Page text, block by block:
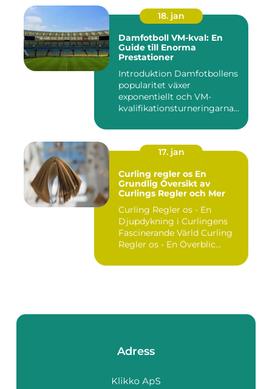
18. jan
Damfotboll VM-kval: En
Guide till Enorma
Prestationer
Introduktion Damfotbollens
popularitet växer
exponentiellt och VM-
kvalifikationsturneringarna
17. jan
Curling regler os En
Grundlig Översikt av
Curlings Regler och Mer
Curling Regler os - En
Djupdykning i Curlingens
Fascinerande Värld Curling
Regler os - En Överblic...
Adress